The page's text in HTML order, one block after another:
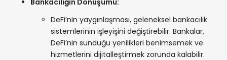
Bankacılığın Dönüşümü:
DeFi’nin yaygınlaşması, geleneksel bankacılık
sistemlerinin işleyişini değiştirebilir. Bankalar,
DeFi’nin sunduğu yenilikleri benimsemek ve
hizmetlerini dijitalleştirmek zorunda kalabilir.